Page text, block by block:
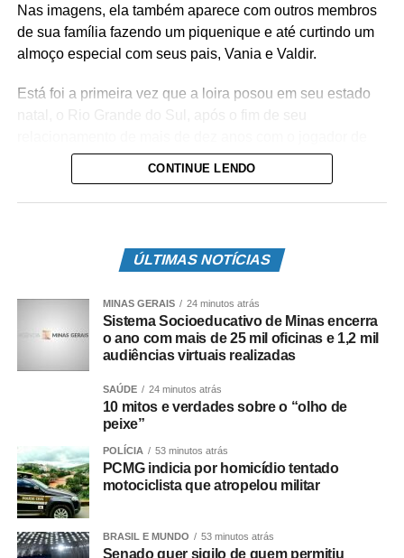
Nas imagens, ela também aparece com outros membros
de sua família fazendo um piquenique e até curtindo um
almoço especial com seus pais, Vania e Valdir.
Está foi a primeira vez que a loira posou em seu estado
futebol americano, Tom Brady.
Bündchen (@gisele)
COMENTE ABAIXO:
Leia Também:
DE ISRAEL CARDOSO
CONTINUE LENDO
ÚLTIMAS NOTÍCIAS
MINAS GERAIS 24 minutos atrás
Sistema Socioeducativo de Minas encerra
o ano com mais de 25 mil oficinas e 1,2 mil
audiências virtuais realizadas
SAÚDE 24 minutos atrás
10 mitos e verdades sobre o “olho de
peixe”
POLÍCIA 53 minutos atrás
PCMG indicia por homicídio tentado
motociclista que atropelou militar
BRASIL E MUNDO 53 minutos atrás
Senado quer sigilo de quem permitiu